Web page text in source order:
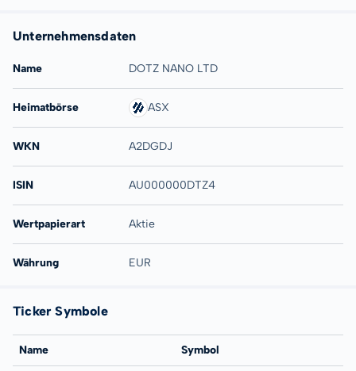
Unternehmensdaten
Name DOTZ NANO LTD
Heimatbörse ASX
WKN A2DGDJ
ISIN AU000000DTZ4
Wertpapierart Aktie
Währung EUR
Ticker Symbole
Name Symbol